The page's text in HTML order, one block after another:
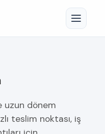
uzun dönem
teslim noktası, iş